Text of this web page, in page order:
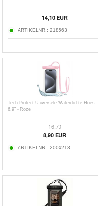
14,10EUR
ARTIKELNR.: 218563
Tech-Protect Universele Waterdichte Hoes -
6.9" - Roze
16,70
8,90EUR
ARTIKELNR.: 2004213